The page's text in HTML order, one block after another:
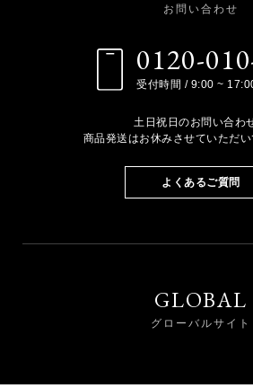
お問い合わせ
0120-
受付時間 / 9:00 ~
土日祝日のお問い合わ
商品発送はお休みさせていただい
よくあるご質問
GLOBAL
グローバルサイト